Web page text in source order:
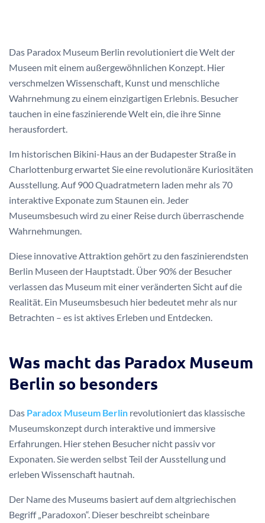
Das Paradox Museum Berlin revolutioniert die Welt der
Museen mit einem außergewöhnlichen Konzept. Hier
verschmelzen Wissenschaft, Kunst und menschliche
Wahrnehmung zu einem einzigartigen Erlebnis. Besucher
tauchen in eine faszinierende Welt ein, die ihre Sinne
herausfordert.
Im historischen Bikini-Haus an der Budapester Straße in
Charlottenburg erwartet Sie eine revolutionäre Kuriositäten
Ausstellung. Auf 900 Quadratmetern laden mehr als 70
interaktive Exponate zum Staunen ein. Jeder
Museumsbesuch wird zu einer Reise durch überraschende
Wahrnehmungen.
Diese innovative Attraktion gehört zu den faszinierendsten
Berlin Museen der Hauptstadt. Über 90% der Besucher
verlassen das Museum mit einer veränderten Sicht auf die
Realität. Ein Museumsbesuch hier bedeutet mehr als nur
Betrachten – es ist aktives Erleben und Entdecken.
Was macht das Paradox Museum
Berlin so besonders
Das Paradox Museum Berlin revolutioniert das klassische
Museumskonzept durch interaktive und immersive
Erfahrungen. Hier stehen Besucher nicht passiv vor
Exponaten. Sie werden selbst Teil der Ausstellung und
erleben Wissenschaft hautnah.
Der Name des Museums basiert auf dem altgriechischen
Begriff „Paradoxon“. Dieser beschreibt scheinbare